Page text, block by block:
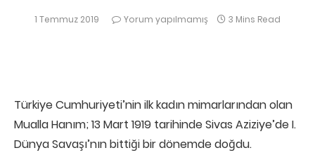
1 Temmuz 2019 Yorum yapılmamış 3 Mins Read
Türkiye Cumhuriyeti’nin ilk kadın mimarlarından olan
Mualla Hanım; 13 Mart 1919 tarihinde Sivas Aziziye’de I.
Dünya Savaşı’nın bittiği bir dönemde doğdu.